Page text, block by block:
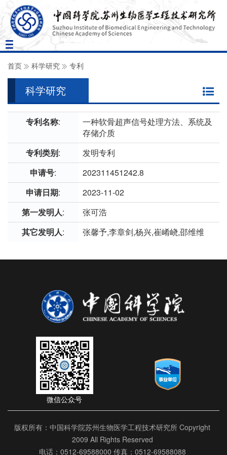
Toggle
navigation
首页 科学研究 专利
科学研究
专利名称:
一种软骨超声信号处理方法、系统及
存储介质
专利类别:
发明专利
申请号:
202311451242.8
申请日期:
2023-11-02
第一发明人:
张可浩
其它发明人: 张馨予,李章剑,杨兴,崔崤峣,邵维维
微信公众号
版权所有：中国科学院苏州生物医学工程技术研究所 Copyright
2009 All Rights Reserved
电话：0512-69588000 传真：0512-69588088